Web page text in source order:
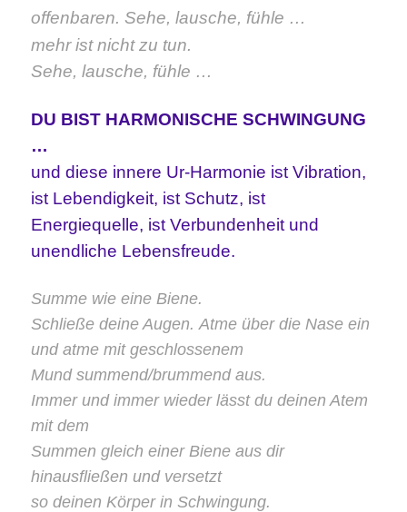
offenbaren. Sehe, lausche, fühle …
mehr ist nicht zu tun.
Sehe, lausche, fühle …
DU BIST HARMONISCHE SCHWINGUNG
…
und diese innere Ur-Harmonie ist Vibration,
ist Lebendigkeit, ist Schutz, ist
Energiequelle, ist Verbundenheit und
unendliche Lebensfreude.
Summe wie eine Biene.
Schließe deine Augen.Atme über die Nase ein
und atme mit geschlossenem
Mund summend/brummend aus.
Immer und immer wieder lässt du deinen Atem
mit dem
Summen gleich einer Biene aus dir
hinausfließen und versetzt
so deinen Körper in Schwingung.